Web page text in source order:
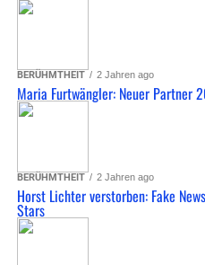
BERÜHMTHEIT 2 Jahren ago
Maria Furtwängler: Neuer Partner
BERÜHMTHEIT 2 Jahren ago
Horst Lichter verstorben: Fake
Stars